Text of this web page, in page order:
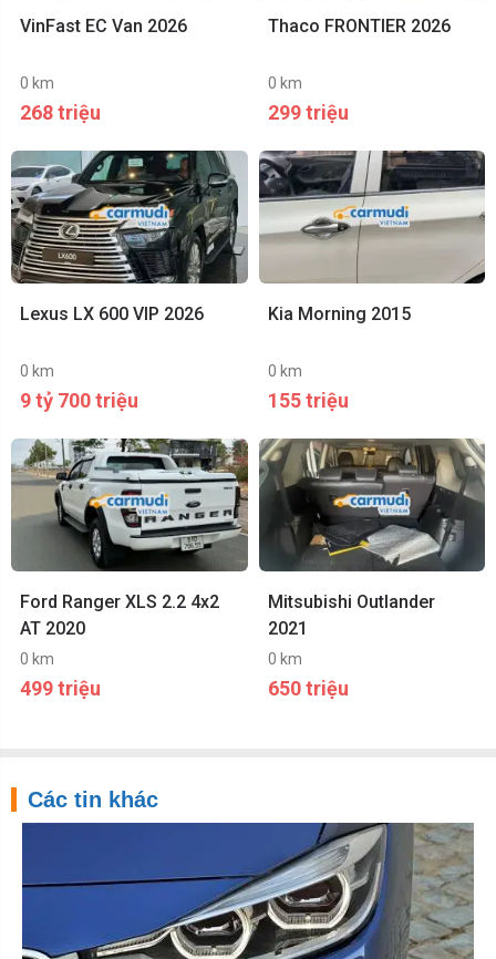
VinFast EC Van 2026
0 km
268 triệu
Thaco FRONTIER 2026
0 km
299 triệu
Lexus LX 600 VIP 2026
0 km
9 tỷ 700 triệu
Kia Morning 2015
0 km
155 triệu
Ford Ranger XLS 2.2 4x2
AT 2020
0 km
499 triệu
Mitsubishi Outlander
2021
0 km
650 triệu
Các tin khác